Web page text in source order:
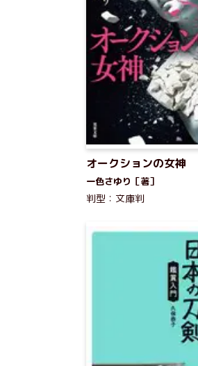
オークションの女神
一色さゆり［著］
判型：文庫判